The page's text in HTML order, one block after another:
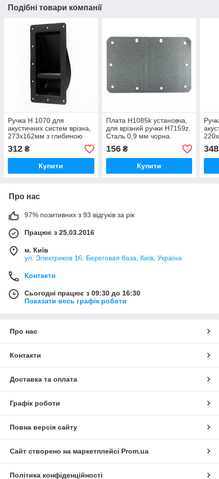
Подібні товари компанії
Ручка H 1070 для
акустичних систем врізна,
273х162мм з глибиною
63мм. Сталевий стрижень
круглий. Сталь 0,9 мм
312 ₴
Купити
Плата H1085k установча,
для врізний ручки H7159z.
Сталь 0,9 мм чорна.
156₴
Купити
348
Про нас
97% позитивних з 93 відгуків за рік
Працює з 25.03.2016
м. Київ
ул. Электриков 16, Береговая база, Київ, Україна
Контакти
Сьогодні працює з 09:30 до 16:30
Показати весь графік роботи
Про нас
Контакти
Доставка та оплата
Графік роботи
Повна версія сайту
Сайт створено на маркетплейсі Prom.ua
Політика конфіденційності